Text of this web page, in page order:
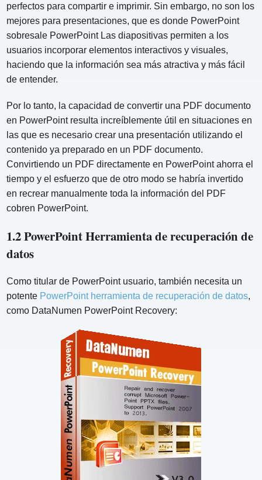
perfectos para compartir e imprimir. Sin embargo, no son los
mejores para presentaciones, que es donde PowerPoint
sobresale PowerPoint Las diapositivas permiten a los
usuarios incorporar elementos interactivos y visuales,
haciendo que la información sea más atractiva y más fácil
de entender.
Por lo tanto, la capacidad de convertir una PDF documento
en PowerPoint resulta increíblemente útil en situaciones en
las que es necesario crear una presentación utilizando el
contenido ya preparado en un PDF documento.
Convirtiendo un PDF directamente en PowerPoint ahorra el
tiempo y el esfuerzo que de otro modo se habría invertido
en recrear manualmente toda la información del PDF
cobren PowerPoint.
1.2 PowerPoint Herramienta de recuperación de
datos
Como titular de PowerPoint usuario, también necesita un
potente PowerPoint herramienta de recuperación de datos,
como DataNumen PowerPoint Recovery: